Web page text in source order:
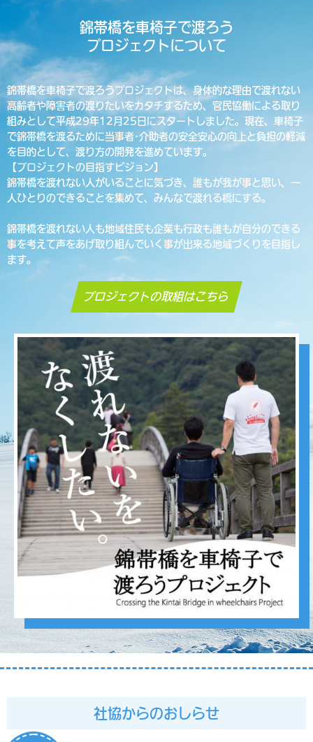
錦帯橋を車椅子で渡ろう
プロジェクトについて
錦帯橋を車椅子で渡ろうプロジェクトは、身体的な理由で渡れない
高齢者や障害者の渡りたいをカタチするため、官民協働による取り
組みとして平成29年12月25日にスタートしました。現在、車椅子
で錦帯橋を渡るために当事者･介助者の安全安心の向上と負担の軽減
を目的として、渡り方の開発を進めています。
【プロジェクトの目指すビジョン】
錦帯橋を渡れない人がいることに気づき、誰もが我が事と思い、一
人ひとりのできることを集めて、みんなで渡れる橋にする。
錦帯橋を渡れない人も地域住民も企業も行政も誰もが自分のできる
事を考えて声をあげ取り組んでいく事が出来る地域づくりを目指し
ます。
プロジェクトの取組はこちら
社協からのおしらせ